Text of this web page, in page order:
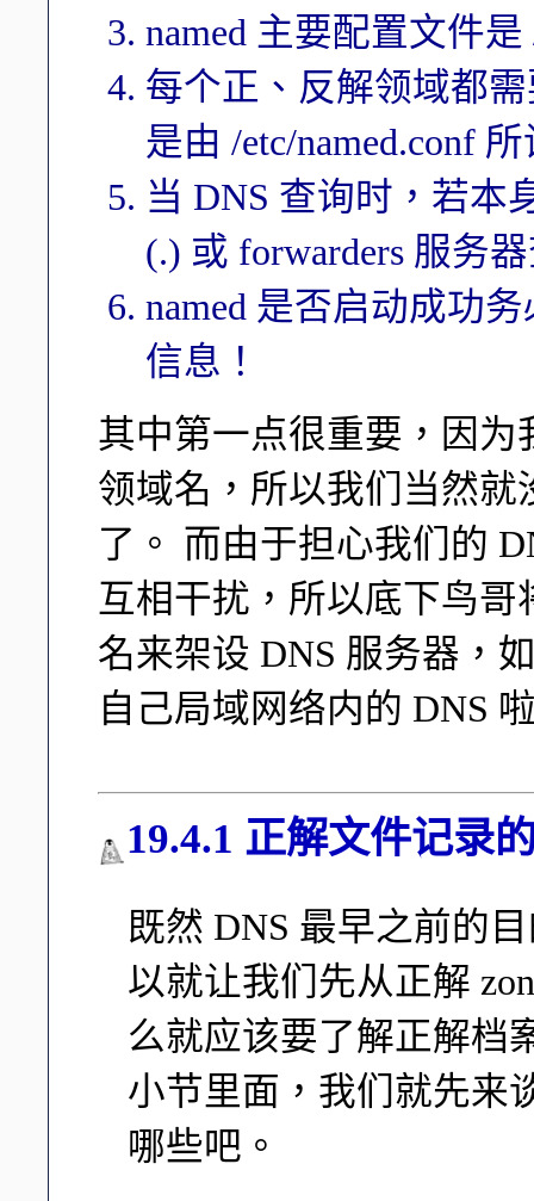
named 主要配置文件是
每个正、反解领域都
是由 /etc/named.conf
当 DNS 查询时，若本
(.) 或 forwarders 服务
named 是否启动成功务
信息！
其中第一点很重要，因为
领域名，所以我们当然就
了。 而由于担心我们的
互相干扰，所以底下鸟哥
名来架设 DNS 服务器，
自己局域网络内的 DNS
19.4.1 正解文件记录
既然 DNS 最早之前的
以就让我们先从正解
么就应该要了解正解档
小节里面，我们就先来
哪些吧。